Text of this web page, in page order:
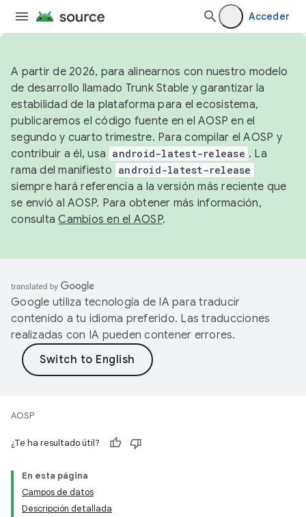
Acceder
A partir de 2026, para alinearnos con nuestro modelo
de desarrollo llamado Trunk Stable y garantizar la
estabilidad de la plataforma para el ecosistema,
publicaremos el código fuente en el AOSP en el
segundo y cuarto trimestre. Para compilar el AOSP y
contribuir a él, usa android-latest-release . La
rama del manifiesto android-latest-release
siempre hará referencia a la versión más reciente que
se envió al AOSP. Para obtener más información,
consultaCambios en el AOSP.
Google utiliza tecnología de IA para traducir
contenido a tu idioma preferido. Las traducciones
realizadas con IA pueden contener errores.
AOSP
¿Te ha resultado útil?
En esta página
Campos de datos
Descripción detallada